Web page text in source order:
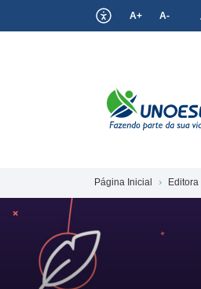
A+ A-
Página Inicial Editora